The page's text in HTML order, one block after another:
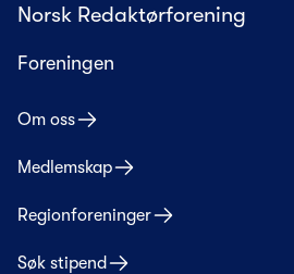
Norsk Redaktørforening
Foreningen
Om oss
Medlemskap
Regionforeninger
Søk stipend